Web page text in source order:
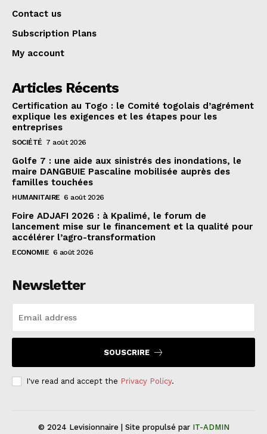
Contact us
Subscription Plans
My account
Articles Récents
Certification au Togo : le Comité togolais d’agrément
explique les exigences et les étapes pour les
entreprises
SOCIÉTÉ 7 août 2026
Golfe 7 : une aide aux sinistrés des inondations, le
maire DANGBUIE Pascaline mobilisée auprès des
familles touchées
HUMANITAIRE 6 août 2026
Foire ADJAFI 2026 : à Kpalimé, le forum de
lancement mise sur le financement et la qualité pour
accélérer l’agro-transformation
ECONOMIE 6 août 2026
Newsletter
SOUSCRIRE
I've read and accept the Privacy Policy.
© 2024 Levisionnaire | Site propulsé par IT-ADMIN